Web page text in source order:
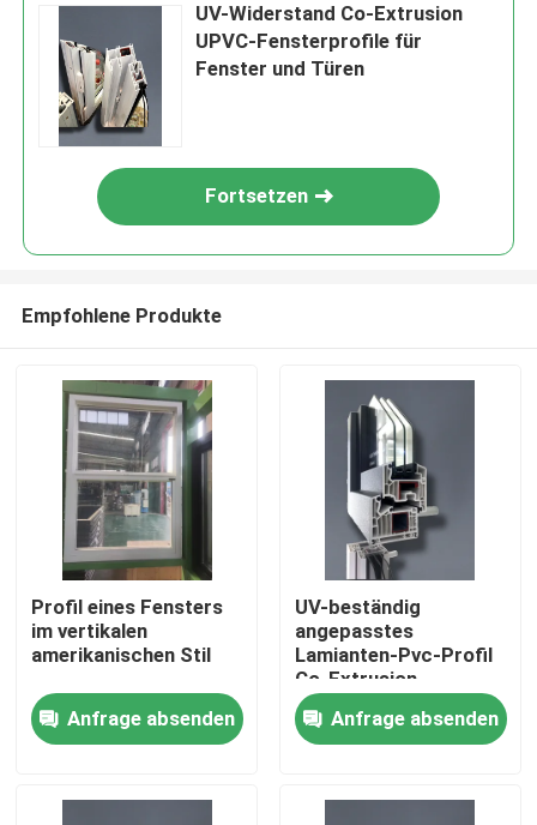
Haus
Produkte
UV-Widerstand Co-Extrusion
UPVC-Fensterprofile für
Fenster und Türen
Fortsetzen
Empfohlene Produkte
Profil eines Fensters
im vertikalen
amerikanischen Stil
Anfrage absenden
UV-beständig
angepasstes
Lamianten-Pvc-Profil
Co-Extrusion
Anfrage absenden